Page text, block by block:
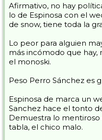
Afirmativo, no hay
lo de Espinosa con el
de snow, tiene toda la
Lo peor para alguien
más incómodo que hay,
el monoski.
Peso Perro Sánchez es
Espinosa de marca un
Sanchez hace el tonto
Demuestra lo mentiroso
tabla, el chico malo.